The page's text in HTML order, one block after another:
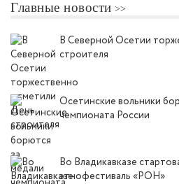
Главные новости
В Северной Осетии
строителя
Осетинские вольники
чемпионата России
Во Владикавказе
этнофестиваль «РОН»